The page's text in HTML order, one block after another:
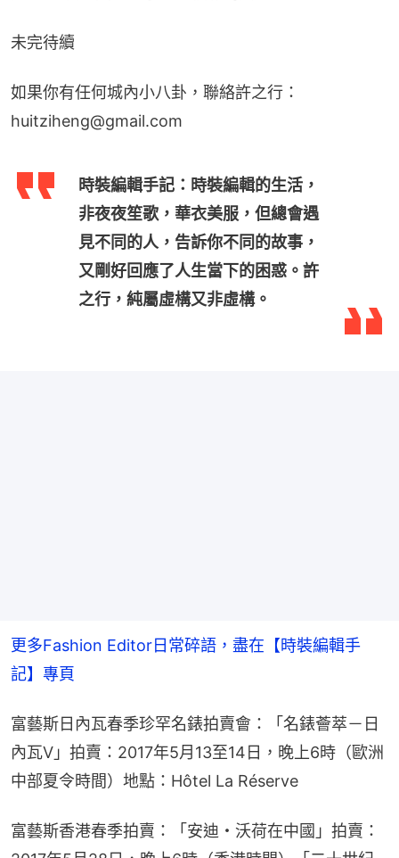
未完待續
如果你有任何城內小八卦，聯絡許之行：
huitziheng@gmail.com
時裝編輯手記：時裝編輯的生活，
非夜夜笙歌，華衣美服，但總會遇
見不同的人，告訴你不同的故事，
又剛好回應了人生當下的困惑。許
之行，純屬虛構又非虛構。
更多Fashion Editor日常碎語，盡在【時裝編輯手
記】專頁
富藝斯日內瓦春季珍罕名錶拍賣會：「名錶薈萃－日
內瓦V」拍賣：2017年5月13至14日，晚上6時（歐洲
中部夏令時間）地點：Hôtel La Réserve
富藝斯香港春季拍賣：「安迪・沃荷在中國」拍賣：